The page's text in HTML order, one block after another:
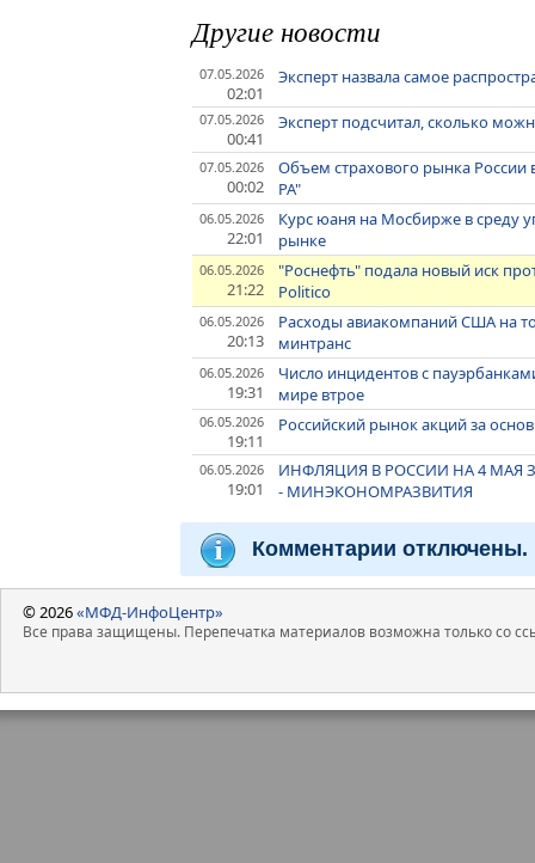
Другие новости
07.05.2026
02:01
Эксперт назвала самое
07.05.2026
00:41
Эксперт подсчитал, сколько
07.05.2026
00:02
Объем страхового рынка России
РА"
06.05.2026
22:01
Курс юаня на Мосбирже в среду
рынке
06.05.2026
21:22
"Роснефть" подала новый иск
Politico
06.05.2026
20:13
Расходы авиакомпаний США на
минтранс
06.05.2026
19:31
Число инцидентов с
мире втрое
06.05.2026
19:11
Российский рынок акций за
06.05.2026
19:01
ИНФЛЯЦИЯ В РОССИИ НА 4 МАЯ
- МИНЭКОНОМРАЗВИТИЯ
Комментарии отключены.
© 2026«МФД-ИнфоЦентр»
Все права защищены. Перепечатка материалов возможна только со